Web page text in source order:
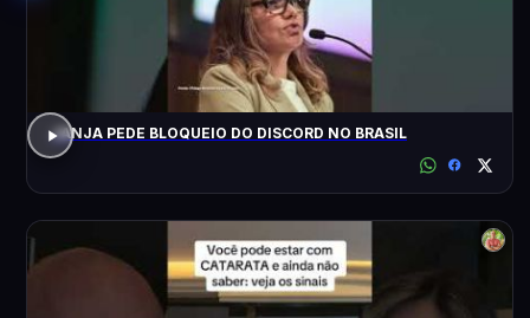
JANJA PEDE BLOQUEIO DO DISCORD NO BRASIL